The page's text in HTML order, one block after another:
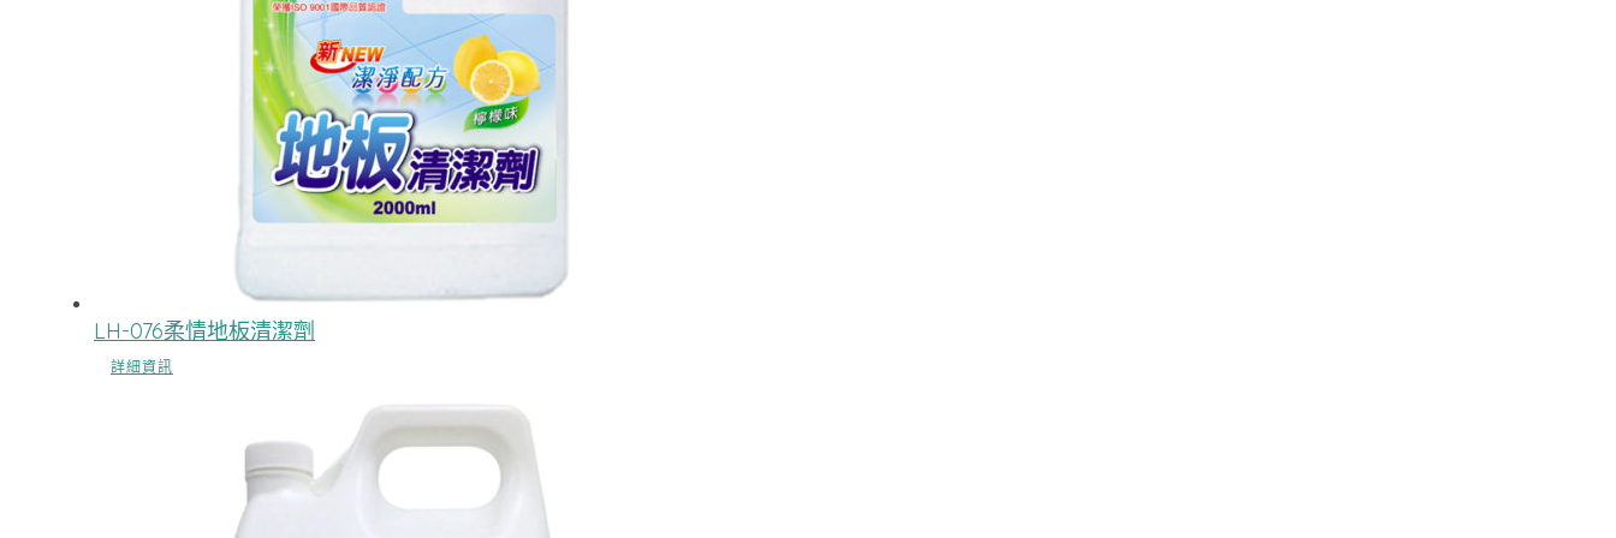
LH-076柔情地板清潔劑
詳細資訊